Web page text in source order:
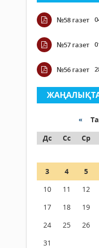
№58 газет
№57 газет
№56 газет
«
Дс
Сс Ср
3
4 5
10
11 12
17
18 19
24
25 26
31